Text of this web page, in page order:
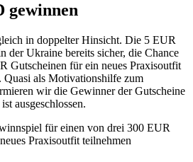
gewinnen
in doppelter Hinsicht. Die 5 EUR
der Ukraine bereits sicher, die Chance
Gutscheinen für ein neues Praxisoutfit
als Motivationshilfe zum
wir die Gewinner der Gutscheine
ausgeschlossen.
für einen von drei 300 EUR
Praxisoutfit teilnehmen